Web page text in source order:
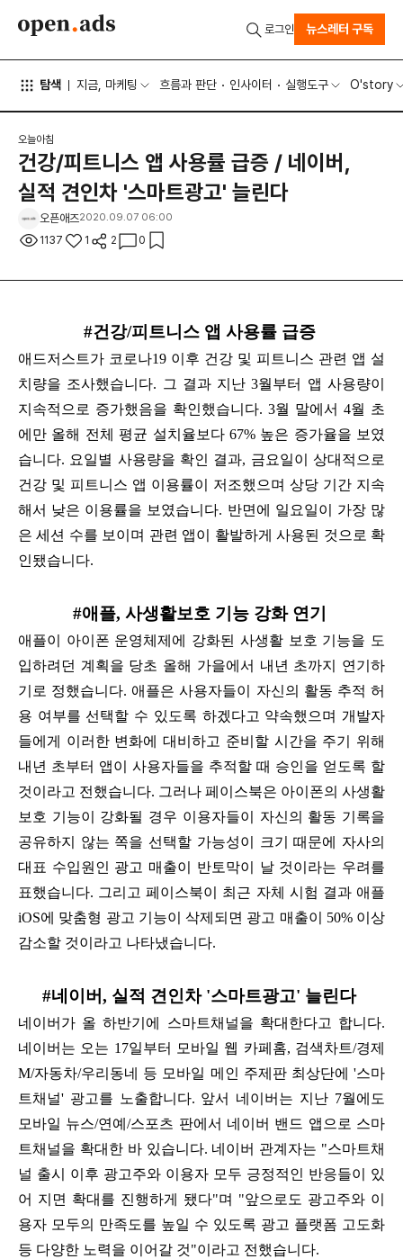
탐색 지금, 마케팅 흐름과 판단 인사이터 실행도구 O'story
로그인 뉴스레터 구독
오늘아침
건강/피트니스 앱 사용률 급증 / 네이버,
실적 견인차 '스마트광고' 늘린다
오픈애즈2020.09.07 06:00
1137 1 2 0
#건강/피트니스 앱 사용률 급증
애드저스트가 코로나19 이후 건강 및 피트니스 관련 앱 설
치량을 조사했습니다. 그 결과 지난 3월부터 앱 사용량이
지속적으로 증가했음을 확인했습니다. 3월 말에서 4월 초
에만 올해 전체 평균 설치율보다 67% 높은 증가율을 보였
습니다. 요일별 사용량을 확인 결과, 금요일이 상대적으로
건강 및 피트니스 앱 이용률이 저조했으며 상당 기간 지속
해서 낮은 이용률을 보였습니다. 반면에 일요일이 가장 많
은 세션 수를 보이며 관련 앱이 활발하게 사용된 것으로 확
인됐습니다.
#애플, 사생활보호 기능 강화 연기
애플이 아이폰 운영체제에 강화된 사생활 보호 기능을 도
입하려던 계획을 당초 올해 가을에서 내년 초까지 연기하
기로 정했습니다. 애플은 사용자들이 자신의 활동 추적 허
용 여부를 선택할 수 있도록 하겠다고 약속했으며 개발자
들에게 이러한 변화에 대비하고 준비할 시간을 주기 위해
내년 초부터 앱이 사용자들을 추적할 때 승인을 얻도록 할
것이라고 전했습니다. 그러나 페이스북은 아이폰의 사생활
보호 기능이 강화될 경우 이용자들이 자신의 활동 기록을
공유하지 않는 쪽을 선택할 가능성이 크기 때문에 자사의
대표 수입원인 광고 매출이 반토막이 날 것이라는 우려를
표했습니다. 그리고 페이스북이 최근 자체 시험 결과 애플
iOS에 맞춤형 광고 기능이 삭제되면 광고 매출이 50% 이상
감소할 것이라고 나타냈습니다.
#네이버, 실적 견인차 '스마트광고' 늘린다
네이버가 올 하반기에 스마트채널을 확대한다고 합니다.
네이버는 오는 17일부터 모바일 웹 카페홈, 검색차트/경제
M/자동차/우리동네 등 모바일 메인 주제판 최상단에 '스마
트채널' 광고를 노출합니다. 앞서 네이버는 지난 7월에도
모바일 뉴스/연예/스포츠 판에서 네이버 밴드 앱으로 스마
트채널을 확대한 바 있습니다. 네이버 관계자는 "스마트채
널 출시 이후 광고주와 이용자 모두 긍정적인 반응들이 있
어 지면 확대를 진행하게 됐다"며 "앞으로도 광고주와 이
용자 모두의 만족도를 높일 수 있도록 광고 플랫폼 고도화
등 다양한 노력을 이어갈 것"이라고 전했습니다.